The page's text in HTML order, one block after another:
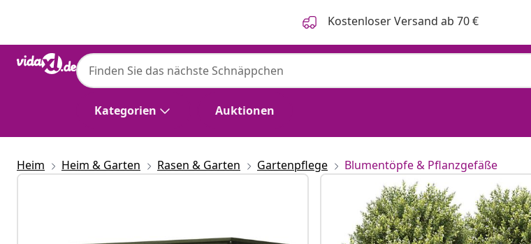
Kostenloser Versand ab 70 €
Kategorien Auktionen
Heim Heim & Garten Rasen & Garten Gartenpflege Blumentöpfe & Pflanzgefäße